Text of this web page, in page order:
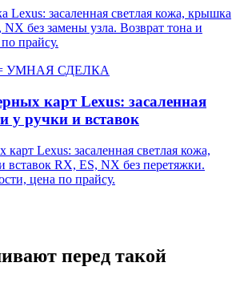
Lexus: засаленная светлая кожа, крышка
без замены узла. Возврат тона и
прайсу.
УМНАЯ СДЕЛКА
карт Lexus: засаленная
у ручки и вставок
карт Lexus: засаленная светлая кожа,
вставок RX, ES, NX без перетяжки.
цена по прайсу.
перед такой